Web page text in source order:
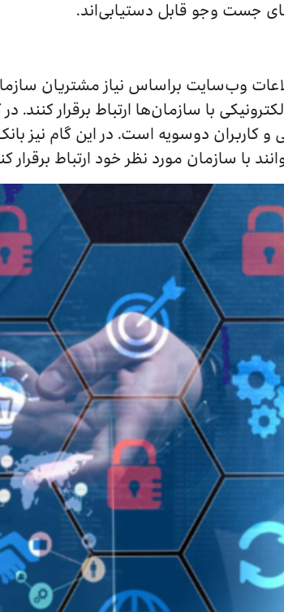
جست وجو قابل دستیابی‌اند.
وب‌سایت براساس نیاز مشتریان
با سازمان‌ها ارتباط برقرار کنند.
و کاربران دوسویه است. در این گام نیز
با سازمان مورد نظر خود ارتباط برقرار